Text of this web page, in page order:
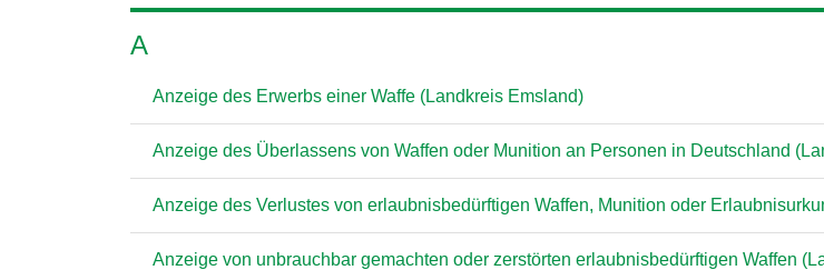
A
Anzeige des Erwerbs einer Waffe (Landkreis Emsland)
Anzeige des Überlassens von Waffen oder Munition an Personen in Deutschland
Anzeige des Verlustes von erlaubnisbedürftigen Waffen, Munition oder
Anzeige von unbrauchbar gemachten oder zerstörten erlaubnisbedürftigen Waffen